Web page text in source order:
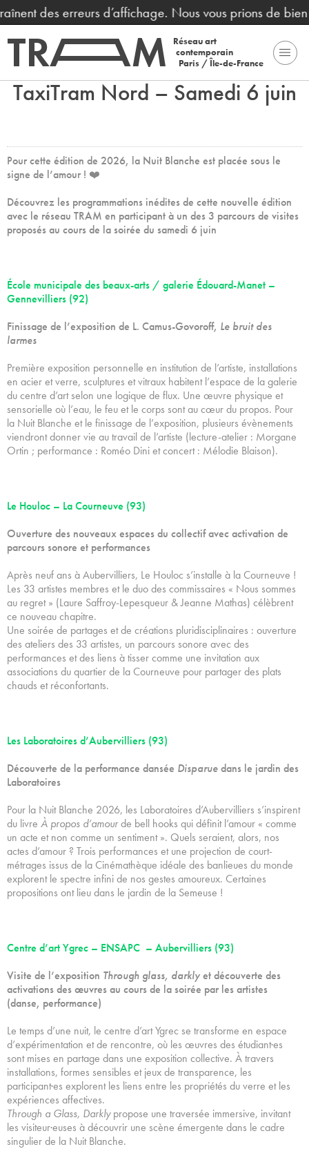
des erreurs d’affichage. Nous vous prions de bien
Réseau art
contemporain
Paris / Île-de-France
TaxiTram Nord – Samedi 6 juin
Pour cette édition de 2026, la Nuit Blanche est placée sous le
signe de l’amour ! ❤️
Découvrez les programmations inédites de cette nouvelle édition
avec le réseau TRAM en participant à un des 3 parcours de visites
proposés au cours de la soirée du samedi 6 juin
École municipale des beaux-arts / galerie Édouard-Manet –
Gennevilliers (92)
Finissage de l’exposition de L. Camus-Govoroff, Le bruit des
larmes
Première exposition personnelle en institution de l’artiste, installations
en acier et verre, sculptures et vitraux habitent l’espace de la galerie
du centre d’art selon une logique de flux. Une œuvre physique et
sensorielle où l’eau, le feu et le corps sont au cœur du propos. Pour
la Nuit Blanche et le finissage de l’exposition, plusieurs évènements
viendront donner vie au travail de l’artiste (lecture-atelier : Morgane
Ortin ; performance : Roméo Dini et concert : Mélodie Blaison).
Le Houloc – La Courneuve (93)
Ouverture des nouveaux espaces du collectif avec activation de
parcours sonore et performances
Après neuf ans à Aubervilliers, Le Houloc s’installe à la Courneuve !
Les 33 artistes membres et le duo des commissaires « Nous sommes
au regret » (Laure Saffroy-Lepesqueur & Jeanne Mathas) célèbrent
ce nouveau chapitre.
Une soirée de partages et de créations pluridisciplinaires : ouverture
des ateliers des 33 artistes, un parcours sonore avec des
performances et des liens à tisser comme une invitation aux
associations du quartier de la Courneuve pour partager des plats
chauds et réconfortants.
Les Laboratoires d’Aubervilliers (93)
Découverte de la performance dansée Disparuedans le jardin des
Laboratoires
Pour la Nuit Blanche 2026, les Laboratoires d’Aubervilliers s’inspirent
du livre À propos d’amourde bell hooks qui définit l’amour « comme
un acte et non comme un sentiment ». Quels seraient, alors, nos
actes d’amour ? Trois performances et une projection de court-
métrages issus de la Cinémathèque idéale des banlieues du monde
explorent le spectre infini de nos gestes amoureux. Certaines
propositions ont lieu dans le jardin de la Semeuse !
Centre d’art Ygrec – ENSAPC – Aubervilliers (93)
Visite de l’exposition Through glass, darklyet découverte des
activations des œuvres au cours de la soirée par les artistes
(danse, performance)
Le temps d’une nuit, le centre d’art Ygrec se transforme en espace
d’expérimentation et de rencontre, où les œuvres des étudiant·es
sont mises en partage dans une exposition collective. À travers
installations, formes sensibles et jeux de transparence, les
participant·es explorent les liens entre les propriétés du verre et les
expériences affectives.
Through a Glass, Darklypropose une traversée immersive, invitant
les visiteur·euses à découvrir une scène émergente dans le cadre
singulier de la Nuit Blanche.